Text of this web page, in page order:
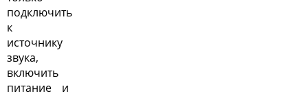
подключить
к
источнику
звука,
включить
питание и